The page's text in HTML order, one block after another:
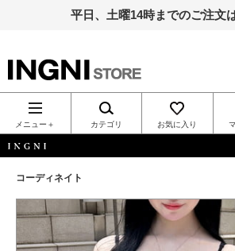
平日、土曜14時までのご注文
INGNI（イン
グ）公式通
販｜INGNI
STORE
メニュー＋ カテゴリ お気に入り
コーディネイト